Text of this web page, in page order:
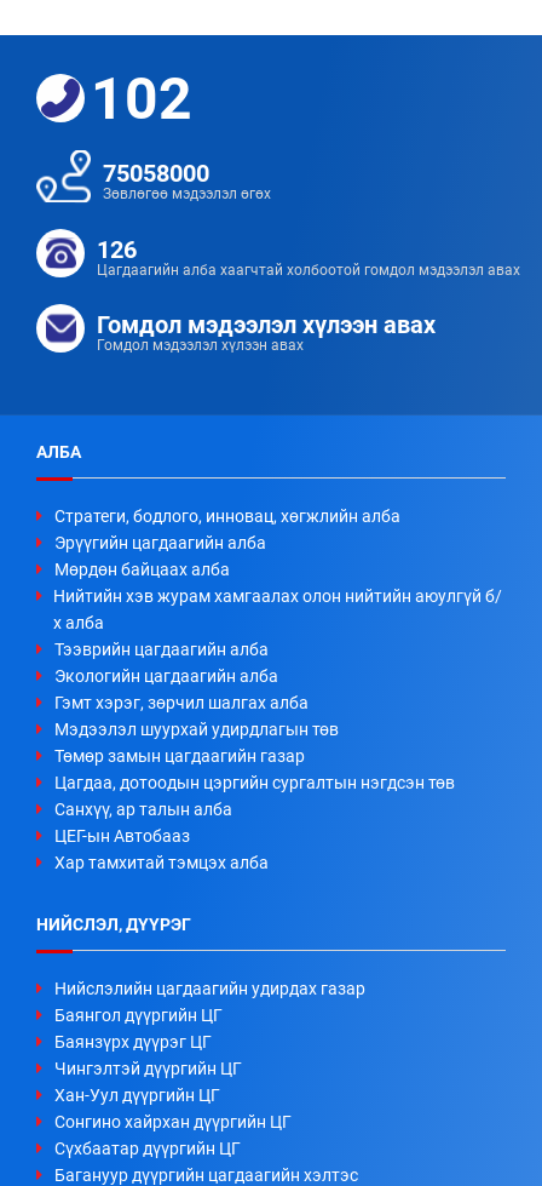
102
75058000
Зөвлөгөө мэдээлэл өгөх
126
Цагдаагийн алба хаагчтай холбоотой гомдол мэдээлэл авах
Гомдол мэдээлэл хүлээн авах
Гомдол мэдээлэл хүлээн авах
АЛБА
Стратеги, бодлого, инновац, хөгжлийн алба
Эрүүгийн цагдаагийн алба
Мөрдөн байцаах алба
Нийтийн хэв журам хамгаалах олон нийтийн аюулгүй б/
х алба
Тээврийн цагдаагийн алба
Экологийн цагдаагийн алба
Гэмт хэрэг, зөрчил шалгах алба
Мэдээлэл шуурхай удирдлагын төв
Төмөр замын цагдаагийн газар
Цагдаа, дотоодын цэргийн сургалтын нэгдсэн төв
Санхүү, ар талын алба
ЦЕГ-ын Автобааз
Хар тамхитай тэмцэх алба
НИЙСЛЭЛ, ДҮҮРЭГ
Нийслэлийн цагдаагийн удирдах газар
Баянгол дүүргийн ЦГ
Баянзүрх дүүрэг ЦГ
Чингэлтэй дүүргийн ЦГ
Хан-Уул дүүргийн ЦГ
Сонгино хайрхан дүүргийн ЦГ
Сүхбаатар дүүргийн ЦГ
Багануур дүүргийн цагдаагийн хэлтэс